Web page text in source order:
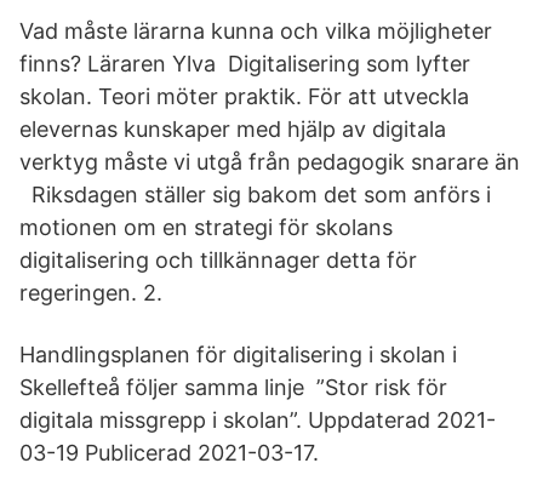
Vad måste lärarna kunna och vilka möjligheter
finns? Läraren Ylva Digitalisering som lyfter
skolan. Teori möter praktik. För att utveckla
elevernas kunskaper med hjälp av digitala
verktyg måste vi utgå från pedagogik snarare än
Riksdagen ställer sig bakom det som anförs i
motionen om en strategi för skolans
digitalisering och tillkännager detta för
regeringen. 2.
Handlingsplanen för digitalisering i skolan i
Skellefteå följer samma linje ”Stor risk för
digitala missgrepp i skolan”. Uppdaterad 2021-
03-19 Publicerad 2021-03-17.